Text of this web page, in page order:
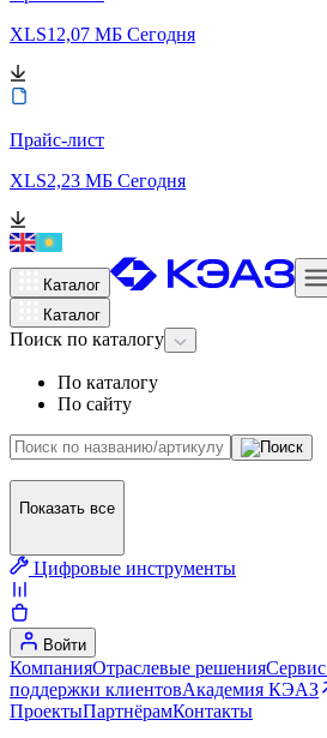
XLS12,07 МБ Сегодня
Прайс-лист
XLS2,23 МБ Сегодня
Каталог
Каталог
Поиск по каталогу
По каталогу
По сайту
Показать все
Цифровые инструменты
Войти
КомпанияОтраслевые решения
поддержки клиентовАкадемия КЭАЗ
ПроектыПартнёрамКонтакты